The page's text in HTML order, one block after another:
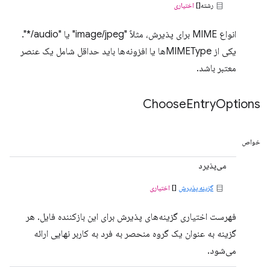
رشته[] اختیاری
انواع MIME برای پذیرش، مثلاً "image/jpeg" یا "audio/*".
یکی از MIMETypeها یا افزونه‌ها باید حداقل شامل یک عنصر
معتبر باشد.
ChooseEntryOptions
خواص
می‌پذیرد
گزینه پذیرش [] اختیاری
فهرست اختیاری گزینه‌های پذیرش برای این بازکننده فایل. هر
گزینه به عنوان یک گروه منحصر به فرد به کاربر نهایی ارائه
می‌شود.